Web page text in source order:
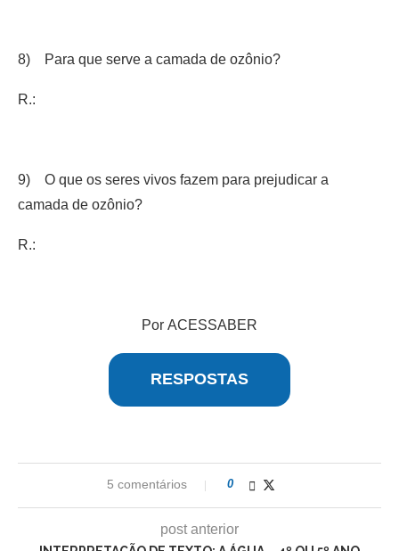
8) Para que serve a camada de ozônio?
R.:
9) O que os seres vivos fazem para prejudicar a
camada de ozônio?
R.:
Por ACESSABER
RESPOSTAS
5 comentários 0
post anterior